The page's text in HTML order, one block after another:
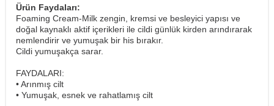
Ürün Faydaları:
Foaming Cream-Milk zengin, kremsi ve besleyici yapısı ve
doğal kaynaklı aktif içerikleri ile cildi günlük kirden arındırarak
nemlendirir ve yumuşak bir his bırakır.
Cildi yumuşakça sarar.
FAYDALARI:
• Arınmış cilt
• Yumuşak, esnek ve rahatlamış cilt